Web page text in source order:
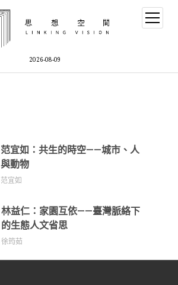
2026-08-09
范宜如：共生的時空——城市、人
與動物
范宜如
林益仁：家園互依——臺灣脈絡下
的生態人文省思
徐筠茹